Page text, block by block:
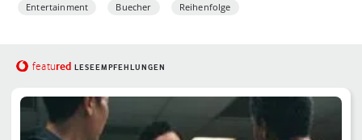
Entertainment Buecher Reihenfolge
featured LESEEMPFEHLUNGEN